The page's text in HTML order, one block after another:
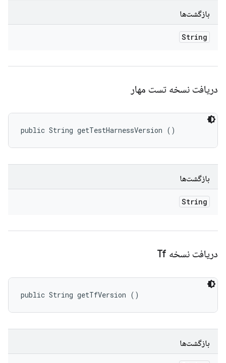
بازگشت‌ها
String
دریافت نسخه تست مهار
public String getTestHarnessVersion ()
بازگشت‌ها
String
دریافت نسخه Tf
public String getTfVersion ()
بازگشت‌ها